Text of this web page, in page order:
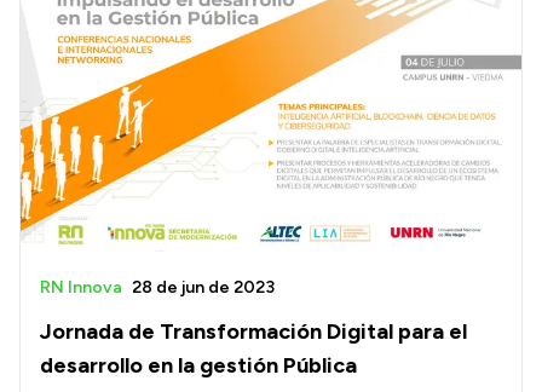
Jornada de Transformación Digital para el
desarrollo en la gestión Pública
RN Innova 28 de jun de 2023